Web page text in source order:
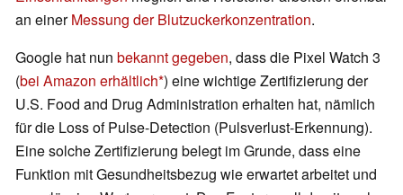
an einerMessung der Blutzuckerkonzentration.
Google hat nun bekannt gegeben, dass die Pixel Watch 3
(bei Amazon erhältlich ) eine wichtige Zertifizierung der
U.S. Food and Drug Administration erhalten hat, nämlich
für die Loss of Pulse-Detection (Pulsverlust-Erkennung).
Eine solche Zertifizierung belegt im Grunde, dass eine
Funktion mit Gesundheitsbezug wie erwartet arbeitet und